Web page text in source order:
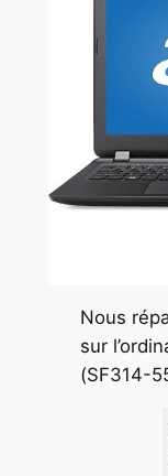
Nous
sur
(SF314-